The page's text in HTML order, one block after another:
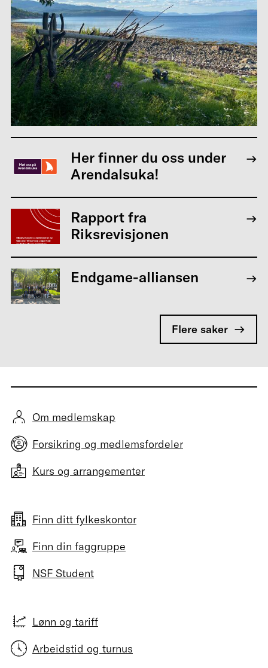
Her finner du oss under
Arendalsuka!
Rapport fra
Riksrevisjonen
Endgame-alliansen
Flere saker
Om medlemskap
Forsikring og medlemsfordeler
Kurs og arrangementer
Finn ditt fylkeskontor
Finn din faggruppe
NSF Student
Lønn og tariff
Arbeidstid og turnus